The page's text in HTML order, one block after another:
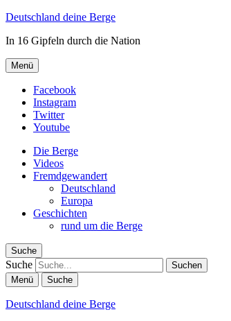
Deutschland deine Berge
In 16 Gipfeln durch die Nation
Menü
Facebook
Instagram
Twitter
Youtube
Die Berge
Videos
Fremdgewandert
Deutschland
Europa
Geschichten
rund um die Berge
Suche
Suche
Menü Suche
Deutschland deine Berge